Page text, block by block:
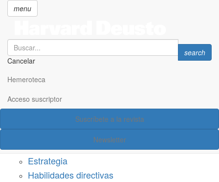
principal
menu
Search
Cancelar
Search
search
Hemeroteca
Acceso suscriptor
Suscríbete a la revista
Newsletter
Acceso suscriptor
Estrategia
Habilidades directivas